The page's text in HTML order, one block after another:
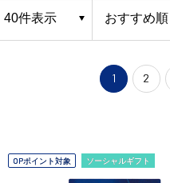
1 2
OPポイント対象 ソーシャルギフト